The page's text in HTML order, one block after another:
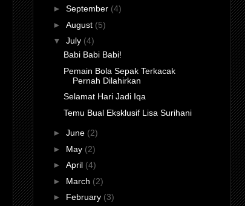
► September (4)
► August (5)
▼ July (4)
Babi Babi Babi!
Pemain Bola Sepak Terkacak
Pernah Dilahirkan
Selamat Hari Jadi Iqa
Temu Bual Eksklusif Lisa Surihani
► June (2)
► May (2)
► April (4)
► March (2)
► February (3)